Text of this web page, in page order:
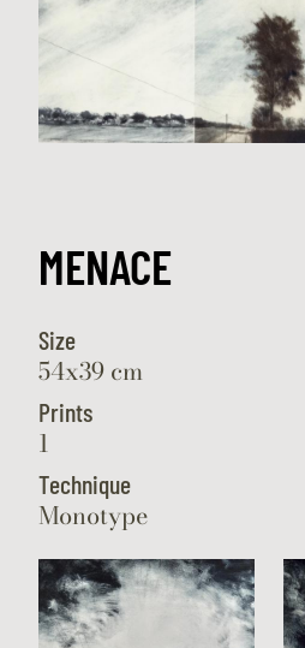
MENACE
Size
54x39 cm
Prints
1
Technique
Monotype